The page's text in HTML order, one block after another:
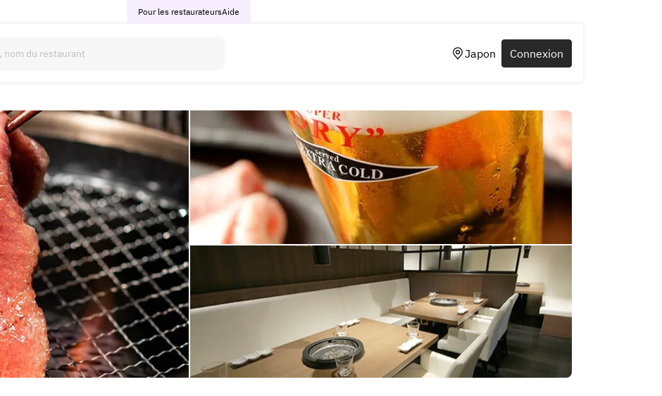
Pour les restaurateursAide
Japon Connexion